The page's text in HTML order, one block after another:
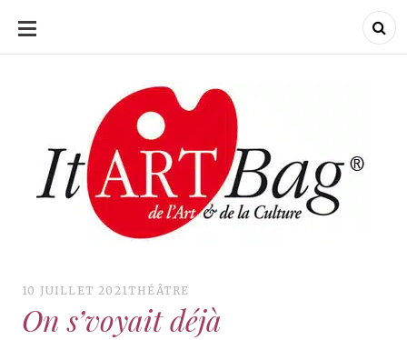
ALLER
CONTENU
ItArtBag
ItArtBag
10 JUILLET 2021 THÉÂTRE
On s’voyait déjà